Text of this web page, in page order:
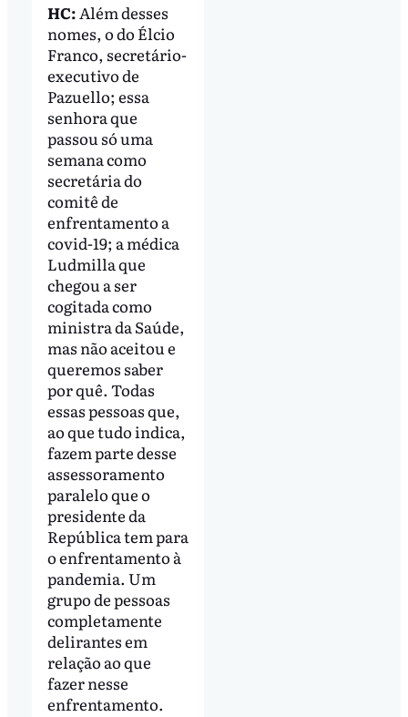
HC:Além desses
nomes, o do Élcio
Franco, secretário-
executivo de
Pazuello; essa
senhora que
passou só uma
semana como
secretária do
comitê de
enfrentamento a
covid-19; a médica
Ludmilla que
chegou a ser
cogitada como
ministra da Saúde,
mas não aceitou e
queremos saber
por quê. Todas
essas pessoas que,
ao que tudo indica,
fazem parte desse
assessoramento
paralelo que o
presidente da
República tem para
o enfrentamento à
pandemia. Um
grupo de pessoas
completamente
delirantes em
relação ao que
fazer nesse
enfrentamento.